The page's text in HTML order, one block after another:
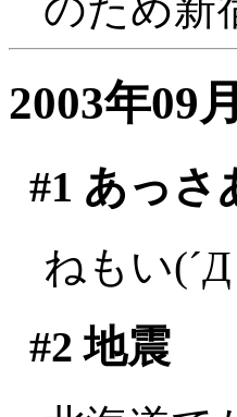
のため新
2003年09
#1 あっさ
ねもい
#2 地震